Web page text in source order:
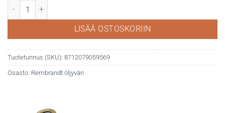
Rembrandt öljy 40ml 805 Copper määrä
LISÄÄ OSTOSKORIIN
Tuotetunnus (SKU): 8712079059569
Osasto: Rembrandt öljyväri